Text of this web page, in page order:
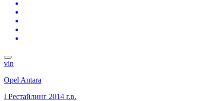
vin
Opel Antara
I Рестайлинг 2014 г.в.